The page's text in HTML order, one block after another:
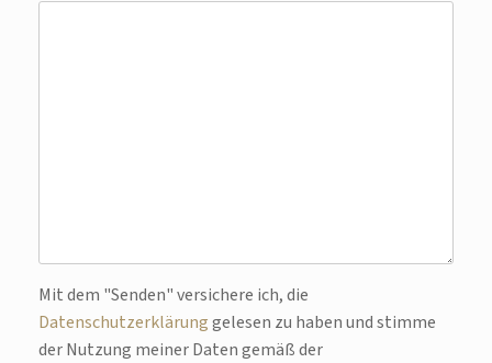
Bitte lasse dieses Feld leer.
Mit dem "Senden" versichere ich, die
Datenschutzerklärunggelesen zu haben und stimme
der Nutzung meiner Daten gemäß der